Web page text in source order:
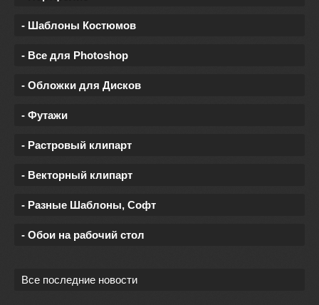
- Шаблоны Костюмов
- Все для Photoshop
- Обложки для Дисков
- Футажи
- Растровый клипарт
- Векторный клипарт
- Разные Шаблоны, Софт
- Обои на рабочий стол
Все последние новости